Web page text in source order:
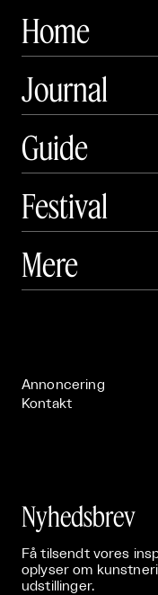
Home
Journal
Guide
Festival
 Art Matter Festival
Mere
Annoncering
Kontakt
Nyhedsbrev
Få tilsendt vores
oplyser om
udstillinger.